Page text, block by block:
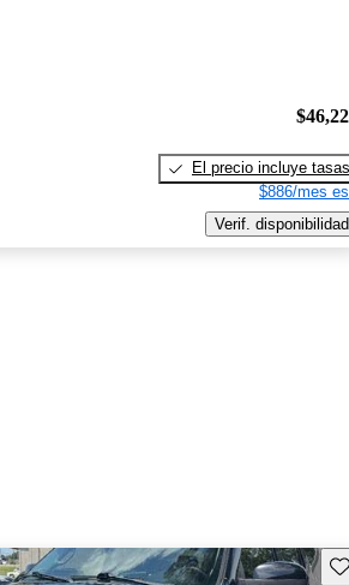
El precio incluye tasas
$886/mes
Verif. disponibilidad